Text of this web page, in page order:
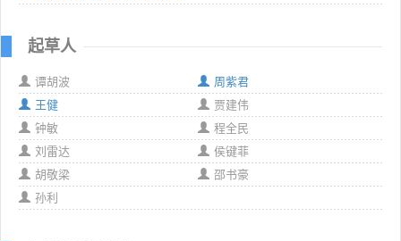
起草人
谭胡波
周紫君
王健
贾建伟
钟敏
程全民
刘雷达
侯键菲
胡敬梁
邵书豪
孙利